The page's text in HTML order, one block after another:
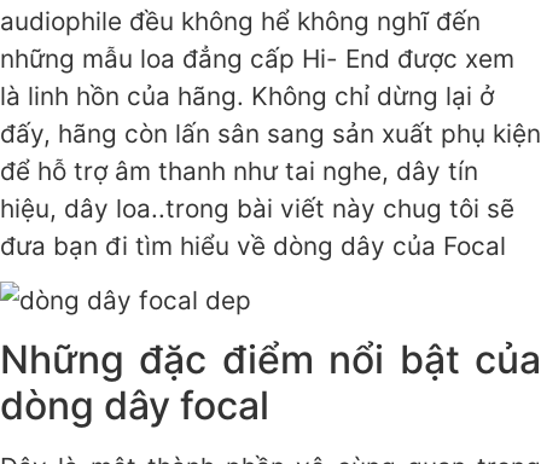
audiophile đều không hể không nghĩ đến
những mẫu loa đẳng cấp Hi- End được xem
là linh hồn của hãng. Không chỉ dừng lại ở
đấy, hãng còn lấn sân sang sản xuất phụ kiện
để hỗ trợ âm thanh như tai nghe, dây tín
hiệu, dây loa..trong bài viết này chug tôi sẽ
đưa bạn đi tìm hiểu về dòng dây của Focal
Những đặc điểm nổi bật của
dòng dây focal